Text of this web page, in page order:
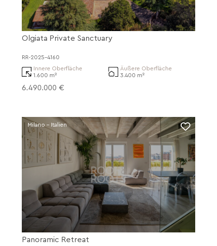
Olgiata Private Sanctuary
RR-2025-4160
Innere Oberfläche
1.600 m²
Äußere Oberfläche
3.400 m²
6.490.000 €
Milano - Italien
Panoramic Retreat